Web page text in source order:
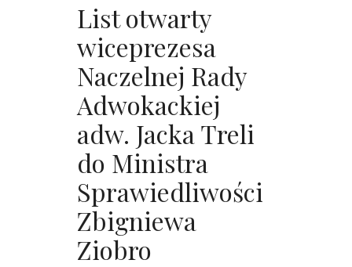
List otwarty
wiceprezesa
Naczelnej Rady
Adwokackiej
adw. Jacka Treli
do Ministra
Sprawiedliwości
Zbigniewa
Ziobro